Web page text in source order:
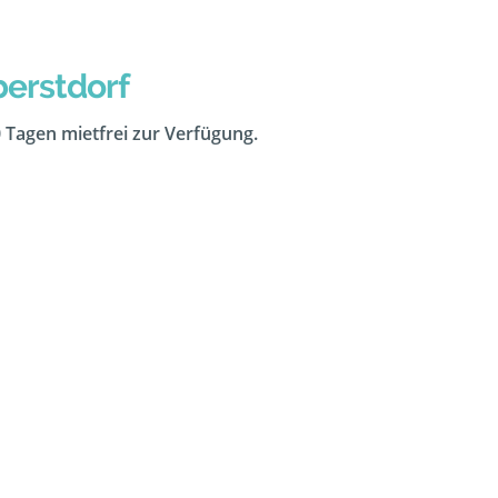
mietfrei zur Verfügung.